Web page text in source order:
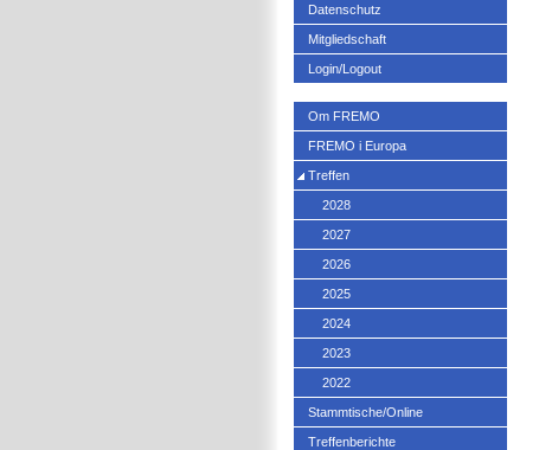
Datenschutz
Mitgliedschaft
Login/Logout
Om FREMO
FREMO i Europa
Treffen
2028
2027
2026
2025
2024
2023
2022
Stammtische/Online
Treffenberichte